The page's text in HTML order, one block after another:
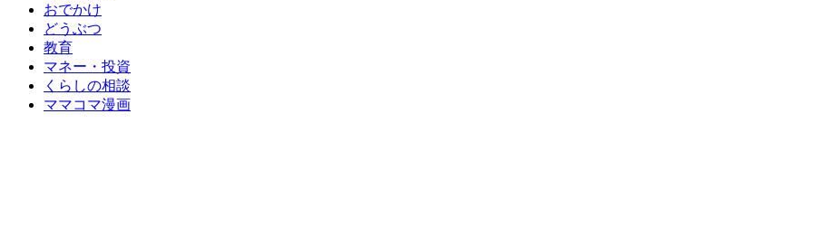
おでかけ
どうぶつ
教育
マネー・投資
くらしの相談
ママコマ漫画